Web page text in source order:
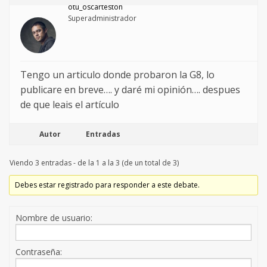
otu_oscarteston
Superadministrador
Tengo un articulo donde probaron la G8, lo
publicare en breve…. y daré mi opinión…. despues
de que leais el artículo
Autor Entradas
Viendo 3 entradas - de la 1 a la 3 (de un total de 3)
Debes estar registrado para responder a este debate.
Nombre de usuario:
Contraseña: